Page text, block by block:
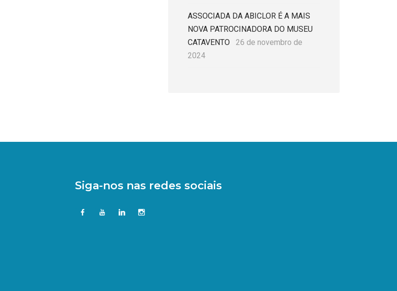
ASSOCIADA DA ABICLOR É A MAIS
NOVA PATROCINADORA DO MUSEU
CATAVENTO
26 de novembro de
2024
Siga-nos nas redes sociais